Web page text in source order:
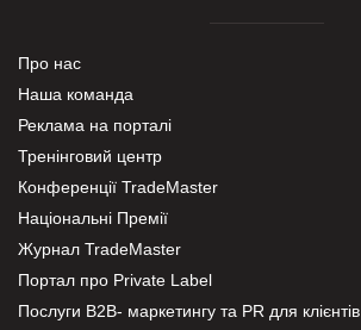
Про нас
Наша команда
Реклама на порталі
Тренінговий центр
Конференції TradeMaster
Національні Премії
Журнал TradeMaster
Портал про Private Label
Послуги В2В- маркетингу та PR для клієнтів